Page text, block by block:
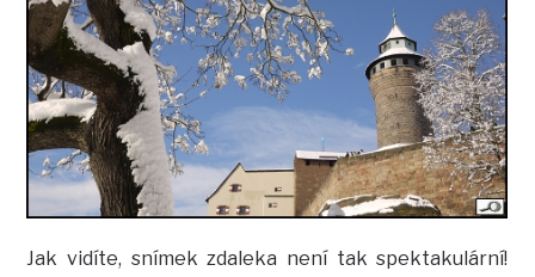
Jak vidíte, snímek zdaleka není tak spektakulární!